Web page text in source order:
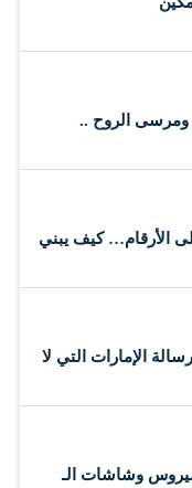
ومرسى الروح ..
الأرقام… كيف يبني
الإمارات التي لا
وشاشات الـ